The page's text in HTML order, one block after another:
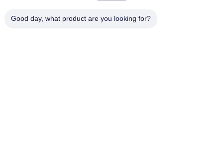
Good day, what product are you looking for?